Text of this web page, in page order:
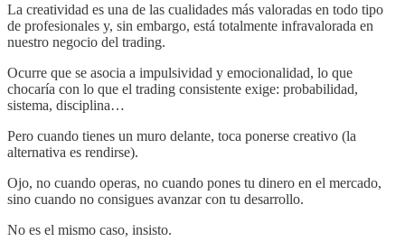
La creatividad es una de las cualidades más valoradas en todo tipo
de profesionales y, sin embargo, está totalmente infravalorada en
nuestro negocio del trading.
Ocurre que se asocia a impulsividad y emocionalidad, lo que
chocaría con lo que el trading consistente exige: probabilidad,
sistema, disciplina…
Pero cuando tienes un muro delante, toca ponerse creativo (la
alternativa es rendirse).
Ojo, no cuando operas, no cuando pones tu dinero en el mercado,
sino cuando no consigues avanzar con tu desarrollo.
No es el mismo caso, insisto.